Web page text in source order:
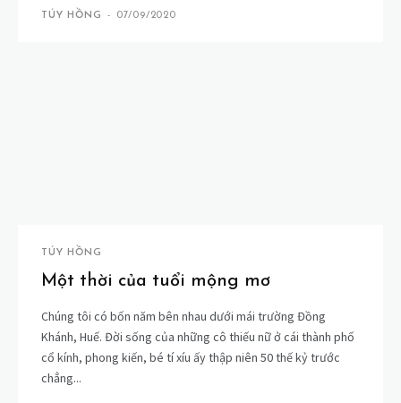
TÚY HỒNG - 07/09/2020
TÚY HỒNG
Một thời của tuổi mộng mơ
Chúng tôi có bốn năm bên nhau dưới mái trường Đồng
Khánh, Huế. Đời sống của những cô thiếu nữ ở cái thành phố
cổ kính, phong kiến, bé tí xíu ấy thập niên 50 thế kỷ trước
chẳng...